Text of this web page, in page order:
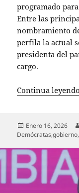
programado
Entre las
nombramiento
perfila la actual
presidenta del
cargo.
Continua leyendo
Publicado
el
Enero 16, 2026
Demócratas,gobierno,